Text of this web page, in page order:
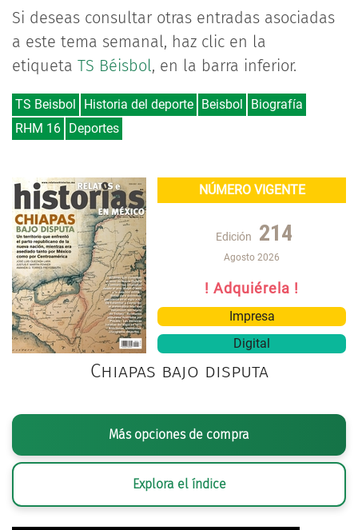
Si deseas consultar otras entradas asociadas
a este tema semanal, haz clic en la
etiqueta TS Béisbol, en la barra inferior.
TS Beisbol Historia del deporte Beisbol
Biografía
RHM 16 Deportes
NÚMERO VIGENTE
Edición 214
Agosto 2026
! Adquiérela !
Impresa
Digital
Chiapas bajo disputa
Más opciones de compra
Explora el índice